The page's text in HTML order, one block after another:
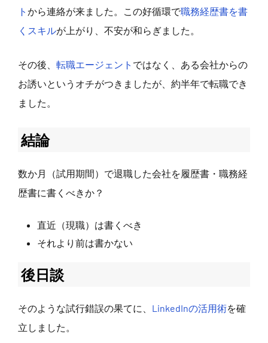
ト から連絡が来ました。この好循環で職務経歴書を書
くスキルが上がり、不安が和らぎました。
その後、 転職エージェント ではなく、ある会社からの
お誘いというオチがつきましたが、約半年で転職でき
ました。
結論
数か月（試用期間）で退職した会社を履歴書・職務経
歴書に書くべきか？
直近（現職）は書くべき
それより前は書かない
後日談
そのような試行錯誤の果てに、 LinkedInの活用術を確
立しました。